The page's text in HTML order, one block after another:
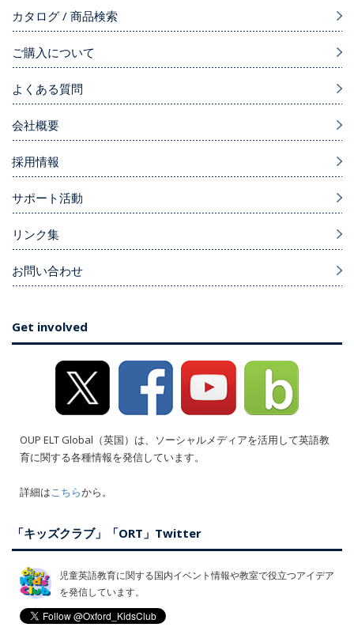
カタログ / 商品検索
ご購入について
よくある質問
会社概要
採用情報
サポート活動
リンク集
お問い合わせ
Get involved
OUP ELT Global（英国）は、ソーシャルメディアを活用して英語教
育に関する各種情報を発信しています。
詳細はこちらから。
「キッズクラブ」「ORT」Twitter
児童英語教育に関する国内イベント情報や教室で役立つアイデア
を発信しています。